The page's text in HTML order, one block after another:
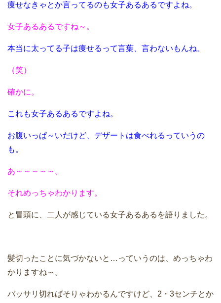
痩せなきゃとか言ってるのも女子あるあるですよね。
女子あるあるですね～。
本当に太ってる子は痩せるって言葉、言わないもんね。
（笑）
確かに。
これも女子あるあるですよね。
お腹いっぱ～いだけど、デザートは食べれるっていうの
も。
あ～～～～～。
それめっちゃわかります。
と冒頭に、二人が感じている女子あるあるを語りました。
髪切ったことに気づかないと…っていうのは、めっちゃわ
かりますね～。
バッサリ切ればそりゃわかるんですけど、2・3センチとか